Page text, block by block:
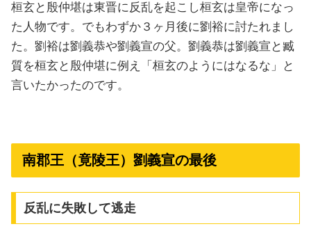
桓玄と殷仲堪は東晋に反乱を起こし桓玄は皇帝になっ
た人物です。でもわずか３ヶ月後に劉裕に討たれまし
た。劉裕は劉義恭や劉義宣の父。劉義恭は劉義宣と臧
質を桓玄と殷仲堪に例え「桓玄のようにはなるな」と
言いたかったのです。
南郡王（竟陵王）劉義宣の最後
反乱に失敗して逃走